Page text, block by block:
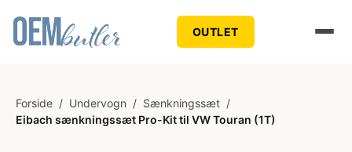
OUTLET
Forside / Undervogn / Sænkningssæt /
Eibach sænkningssæt Pro-Kit til VW Touran (1T)